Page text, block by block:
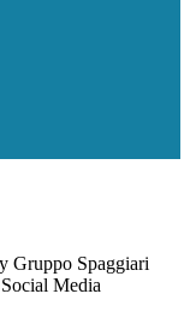
Gruppo Spaggiari
Media